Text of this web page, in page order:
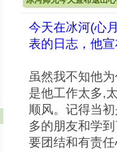
今天在冰河(心
表的日志，他
虽然我不知他
是他工作太多,
顺风。记得当
多的朋友和学
要团结和有责